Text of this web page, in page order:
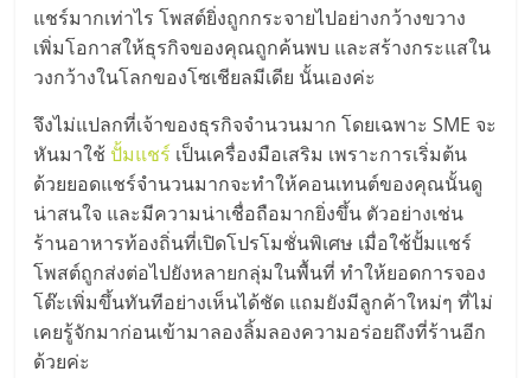
รน
ไชส์
แฟ
รน
ไชส์
ขาย
แชร์มากเท่าไร โพสต์ยิ่งถูกกระจายไปอย่างกว้างขวาง
เพิ่มโอกาสให้ธุรกิจของคุณถูกค้นพบ และสร้างกระแสใน
วงกว้างในโลกของโซเชียลมีเดีย นั้นเองค่ะ
จึงไม่แปลกที่เจ้าของธุรกิจจำนวนมาก โดยเฉพาะ SME จะ
หันมาใช้ปั้มแชร์ เป็นเครื่องมือเสริม เพราะการเริ่มต้น
ด้วยยอดแชร์จำนวนมากจะทำให้คอนเทนต์ของคุณนั้นดู
น่าสนใจ และมีความน่าเชื่อถือมากยิ่งขึ้น ตัวอย่างเช่น
ร้านอาหารท้องถิ่นที่เปิดโปรโมชั่นพิเศษ เมื่อใช้ปั้มแชร์
โพสต์ถูกส่งต่อไปยังหลายกลุ่มในพื้นที่ ทำให้ยอดการจอง
โต๊ะเพิ่มขึ้นทันทีอย่างเห็นได้ชัด แถมยังมีลูกค้าใหม่ๆ ที่ไม่
เคยรู้จักมาก่อนเข้ามาลองลิ้มลองความอร่อยถึงที่ร้านอีก
ด้วยค่ะ